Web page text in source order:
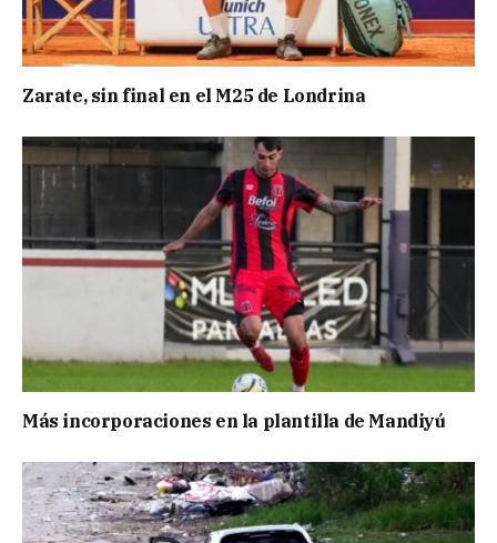
Zarate, sin final en el M25 de Londrina
Más incorporaciones en la plantilla de Mandiyú